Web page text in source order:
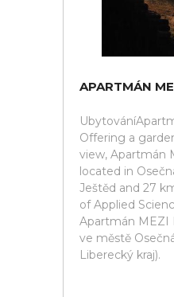
APARTMÁN
Offering a
view, Apartmán
located in
Ještěd and 27
of Applied
Apartmán MEZI
ve městě
Liberecký kraj).